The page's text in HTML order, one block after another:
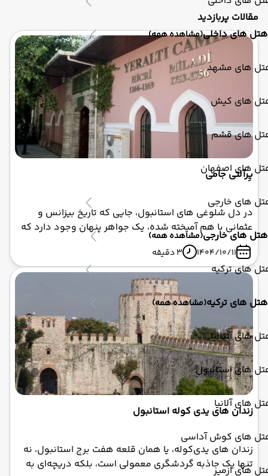
هتل های داخلی(مشاهده همه)
های مشهد
های کیش
های قشم
های اصفهان
های خارجی
هتل های خارجی(مشاهده همه)
های ترکیه
هتل های ترکیه(مشاهده همه)
های آنتالیا
های استانبول
های آلانیا
های کوش آداسی
های ازمیر
مقالات پربازدید
یِرآلتی جامی
در دل شلوغی‌ های استانبول، جایی که تاریخ بیزانس و
عثمانی با هم آمیخته شده، یک جواهر پنهان وجود دارد که
کمتر گردشگری از آن آگاه است: مسجد زیرزمینی استانبول یا
ساده است، بلکه دروازه‌ای به گذشته‌ای پر از رمز و راز،
افسانه‌های اسلامی و معماری شگفت‌انگیز زیرزمینی.
1404/10/11 3 دقیقه
زندان‌ های یدی‌ کوله استانبول
زندان‌ های یدی‌کوله، یا همان قلعه هفت برج استانبول، نه
تنها یک جاذبه گردشگری معمولی است، بلکه دریچه‌ای به